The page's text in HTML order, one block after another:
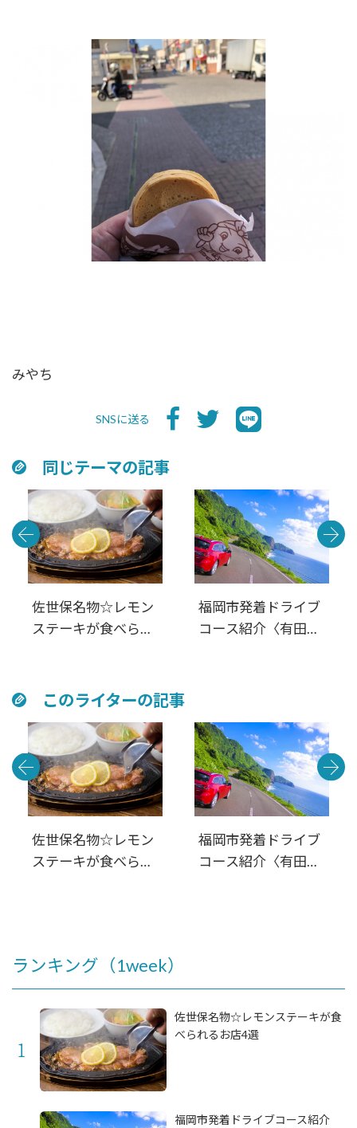
みやち
SNSに送る
ランキング（1week）
佐世保名物☆レモンステーキが食
べられるお店4選
福岡市発着ドライブコース紹介
同じテーマの記事
佐世保名物☆レモン
ステーキが食べられ
福岡市発着ドライブ
コース紹介〈有田・
このライターの記事
佐世保名物☆レモン
ステーキが食べられ
福岡市発着ドライブ
コース紹介〈有田・